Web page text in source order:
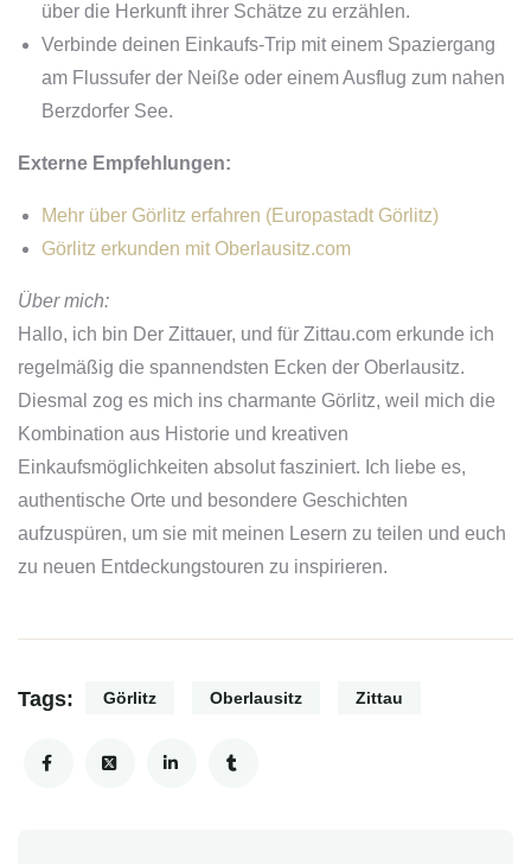
über die Herkunft ihrer Schätze zu erzählen.
Verbinde deinen Einkaufs-Trip mit einem Spaziergang
am Flussufer der Neiße oder einem Ausflug zum nahen
Berzdorfer See.
Externe Empfehlungen:
Mehr über Görlitz erfahren (Europastadt Görlitz)
Görlitz erkunden mit Oberlausitz.com
Über mich:
Hallo, ich bin Der Zittauer, und für Zittau.com erkunde ich
regelmäßig die spannendsten Ecken der Oberlausitz.
Diesmal zog es mich ins charmante Görlitz, weil mich die
Kombination aus Historie und kreativen
Einkaufsmöglichkeiten absolut fasziniert. Ich liebe es,
authentische Orte und besondere Geschichten
aufzuspüren, um sie mit meinen Lesern zu teilen und euch
zu neuen Entdeckungstouren zu inspirieren.
Tags: Görlitz Oberlausitz Zittau